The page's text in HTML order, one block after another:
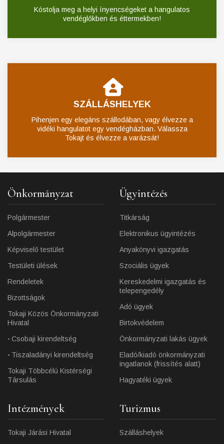
Kóstolja meg a helyi ínyencségeket a hangulatos
vendéglőkben és éttermekben!
SZÁLLÁSHELYEK
Pihenjen egy elegáns szállodában, vagy élvezze a
vidéki hangulatot egy vendégházban. Válassza
Tokajt és élvezze a varázsát!
Önkormányzat
Polgármester
Alpolgármester
Képviselő testület
Testületi ülések
Rendeletek
Bizottságok
Tokaji Közös Önkormányzati
Hivatal
Csobaji kirendeltség
Tiszaladányi kirendeltség
Tokaji Többcélú Kistérségi
Társulás
Ügyintézés
Titkárság
Elektronikus ügyintézés
Anyakönyvi igazgatás
Szociális ügyek
Kereskedelmi igazgatás és
telepengedély
Adó ügyek
Birtokvédelem
Önkormányzati lakás ügyek
Eladó/kiadó önkormányzati
ingatlanok (frissítés alatt)
Hagyatéki ügyek
Intézmények
Tokaji Járási Hivatal
Turizmus
Szálláshelyek